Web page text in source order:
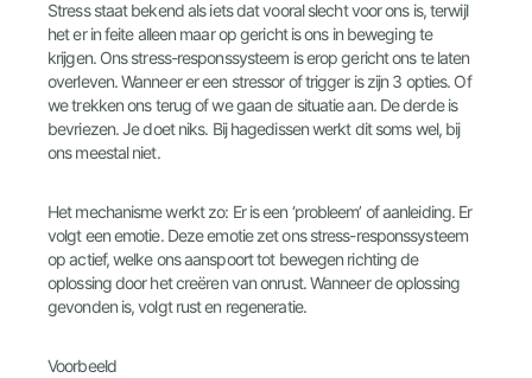
Stress staat bekend als iets dat vooral slecht voor ons is, terwijl
het er in feite alleen maar op gericht is ons in beweging te
krijgen. Ons stress-responssysteem is erop gericht ons te laten
overleven. Wanneer er een stressor of trigger is zijn 3 opties. Of
we trekken ons terug of we gaan de situatie aan. De derde is
bevriezen. Je doet niks. Bij hagedissen werkt dit soms wel, bij
ons meestal niet.
Het mechanisme werkt zo: Er is een ‘probleem’ of aanleiding. Er
volgt een emotie. Deze emotie zet ons stress-responssysteem
op actief, welke ons aanspoort tot bewegen richting de
oplossing door het creëren van onrust. Wanneer de oplossing
gevonden is, volgt rust en regeneratie.
Voorbeeld